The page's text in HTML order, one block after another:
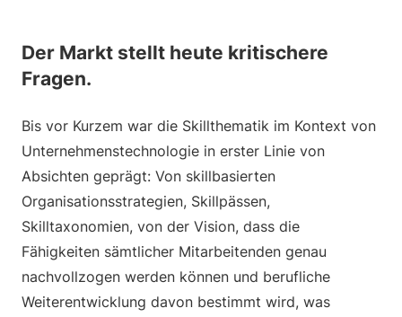
Der Markt stellt heute kritischere
Fragen.
Bis vor Kurzem war die Skillthematik im Kontext von
Unternehmenstechnologie in erster Linie von
Absichten geprägt: Von skillbasierten
Organisationsstrategien, Skillpässen,
Skilltaxonomien, von der Vision, dass die
Fähigkeiten sämtlicher Mitarbeitenden genau
nachvollzogen werden können und berufliche
Weiterentwicklung davon bestimmt wird, was